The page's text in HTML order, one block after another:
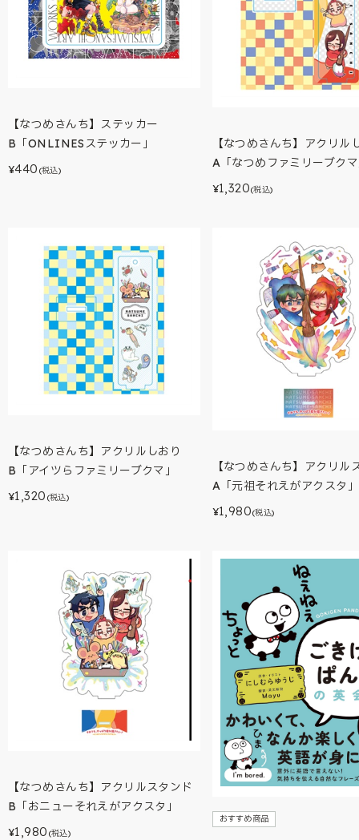
【なつめさんち】ステッカー
B「ONLINESステッカー」
¥440 (税込)
【なつめさんち】アクリル
A「なつめファミリーブク
¥1,320(税込)
【なつめさんち】アクリルしおり
B「アイツらファミリーブクマ」
¥1,320 (税込)
【なつめさんち】アクリル
A「元祖それえがアクスタ」
¥1,980(税込)
【なつめさんち】アクリルスタンド
B「おニューそれえがアクスタ」
¥1,980 (税込)
おすすめ商品